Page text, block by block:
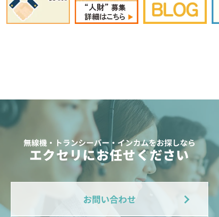
無線機・トランシーバー・インカムをお探しなら
エクセリにお任せください
お問い合わせ